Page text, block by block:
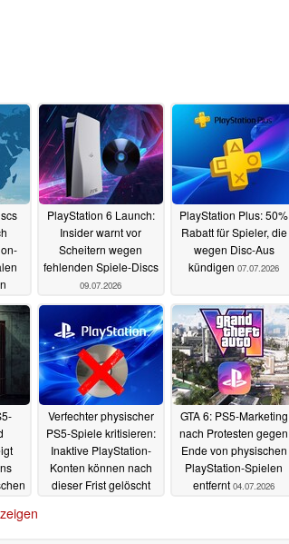
PlayStation 6 Launch:
Insider warnt vor
Scheitern wegen
fehlenden Spiele-Discs
09.07.2026
PlayStation Plus: 50%
Rabatt für Spieler, die
wegen Disc-Aus
kündigen 07.07.2026
Verfechter physischer
PS5-Spiele kritisieren:
Inaktive PlayStation-
Konten können nach
dieser Frist gelöscht
GTA 6: PS5-Marketing
nach Protesten gegen
Ende von physischen
PlayStation-Spielen
entfernt 04.07.2026